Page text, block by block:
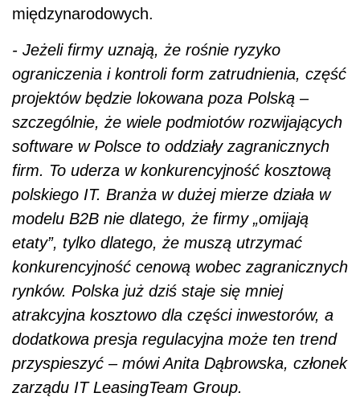
międzynarodowych.
- Jeżeli firmy uznają, że rośnie ryzyko
ograniczenia i kontroli form zatrudnienia, część
projektów będzie lokowana poza Polską –
szczególnie, że wiele podmiotów rozwijających
software w Polsce to oddziały zagranicznych
firm. To uderza w konkurencyjność kosztową
polskiego IT. Branża w dużej mierze działa w
modelu B2B nie dlatego, że firmy „omijają
etaty”, tylko dlatego, że muszą utrzymać
konkurencyjność cenową wobec zagranicznych
rynków. Polska już dziś staje się mniej
atrakcyjna kosztowo dla części inwestorów, a
dodatkowa presja regulacyjna może ten trend
przyspieszyć – mówi Anita Dąbrowska, członek
zarządu IT LeasingTeam Group.